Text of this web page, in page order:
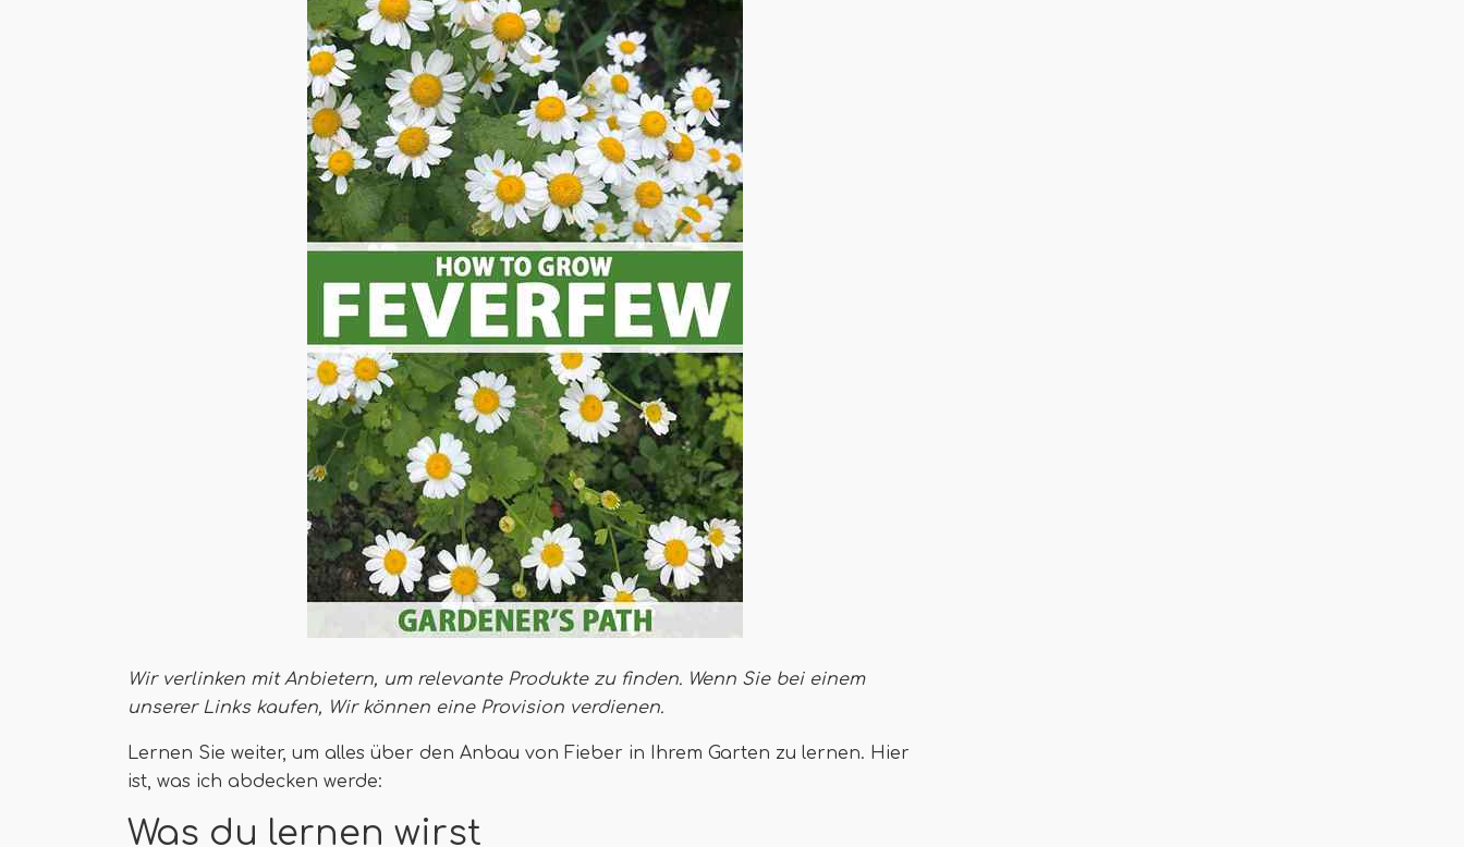
Wir verlinken mit Anbietern, um relevante Produkte zu finden. Wenn Sie bei einem
unserer Links kaufen, Wir können eine Provision verdienen.
Lernen Sie weiter, um alles über den Anbau von Fieber in Ihrem Garten zu lernen. Hier
ist, was ich abdecken werde:
Was du lernen wirst